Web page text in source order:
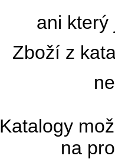
ani který
Zboží z
Katalogy
na